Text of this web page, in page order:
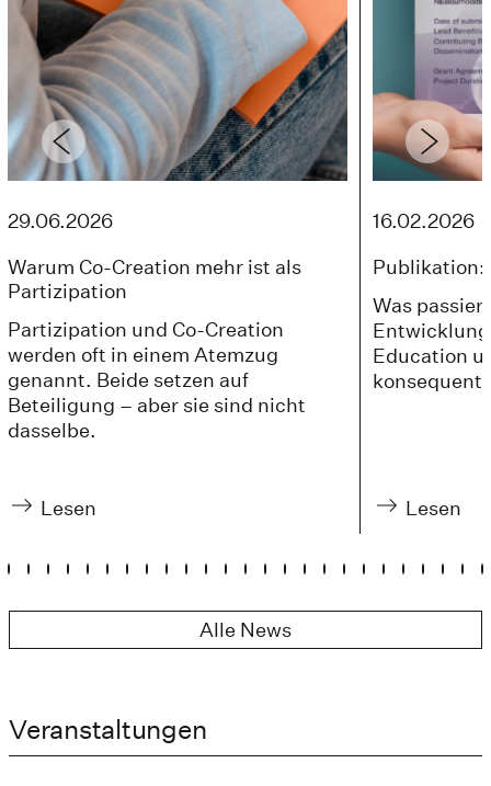
29.06.2026
Warum Co-Creation mehr ist als
Partizipation
Partizipation und Co-Creation
werden oft in einem Atemzug
genannt. Beide setzen auf
Beteiligung – aber sie sind nicht
dasselbe.
Lesen
16.02.2026
Publikation:
Was
Education
konsequent
Lesen
Alle News
Veranstaltungen